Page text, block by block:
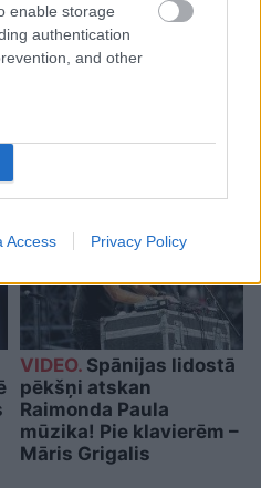
enable storage
authentication
and other
Access Privacy Policy
ātrs IQ
pārbaudītu
VIDEO.Spānijas lidostā
pēkšņi atskan
Raimonda Paula
mūzika! Pie klavierēm –
Māris Grigalis